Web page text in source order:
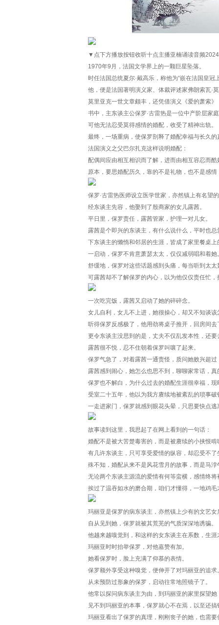
▼点下方播放按钮收听十点主播亚楠诵读音频
1970年9月，法国文学界上的一颗巨星坠落。
时任法国总统夏尔·戴高乐，称他为“嵌在法国皇
他，便是法国著明演义家、体裁评述家弗朗索瓦·
莫里亚克一世文章颇丰，还凭借演义《爱的萧索
书中，主东谈主公保罗·古雷热是一位中产阶层家
可他无法忍受莫得感情的婚配，收受了精神出轨。
最终，一场重病，使保罗剖释了婚配幸福与长久的
法国演义之父巴尔扎克这样说明婚配：
配偶间应由相互相识而了解，进而由相互容忍而
原本，要思婚配历久，靠的不是礼物，也不是感
保罗·古雷热医师设立医学世家，亦然镇上有名望
经东谈主先容，他娶到了殷商家的女儿露茜。
平日里，保罗责任，露茜管家，护理一对儿女。
露茜是个即兴的东谈主，有什么说什么，平时也
下东谈主的懒惰和邻居的生涯，皆成了家里餐桌上
一启动，保罗不肯意萧瑟太太，仅仅减弱唱和着她
舒缓地，保罗对这些话题感到头痛，每当听到太
可露茜却不了解保罗的内心，以为他仅仅责任忙
一次吃完饭，露茜又启动了她的碎碎念。
女儿自利，女儿不上进，她很操心，却又不知谈该
听得保罗反感极了，他用劲将桌子推开，回房间去
更令东谈主没思到的是，丈夫不仅乱发本性，还
露茜很不悦，忍不住朝着保罗叫嚷了起来。
保罗气急了，对着露茜一通责怪，质问她败兴超过
露茜感到闹心，她怎么也思不到，聊聊家常话，
保罗也不解白，为什么过去的婚配生涯很幸福，
受室二十五年，他以为我方赓续地被紊乱的琐事
一走进家门，保罗就感到眼花头晕，只思要快点逃
故事读到这里，我思起了在网上看到的一句话：
婚配不是被大苦楚毒害的，而是被赓续的小挟恨啃
有几许东谈主，只可享受爱情的纵容，却忍受不
殊不知，婚配从来不是风花雪月的故事，而是马浡
无论两个东谈主源流的爱情有何等蛮横，感情终将
挨过了温吞如水的磨合期，咱们才懂得，一地鸡
玛丽亚是保罗的病东谈主，亦然镇上少有的文艺女
自从见到她，保罗就被其荒芜的气质深深地诱骗。
他越来越嗅觉到，和这样的女东谈主在系数，生涯
玛丽亚时时抬举保罗，对他嘉赞有加。
她看保罗时，脸上充满了仰慕的表情。
保罗额外享受这种嗅觉，便伸开了对玛丽亚的追求
从未预防过形象的保罗，启动往常地照镜子了。
他常以探问病东谈主为由，到玛丽亚的家里探望她
见不到玛丽亚的本事，保罗就心不在焉，以至还
玛丽亚看出了保罗的真理，刚刚丧子的她，也需